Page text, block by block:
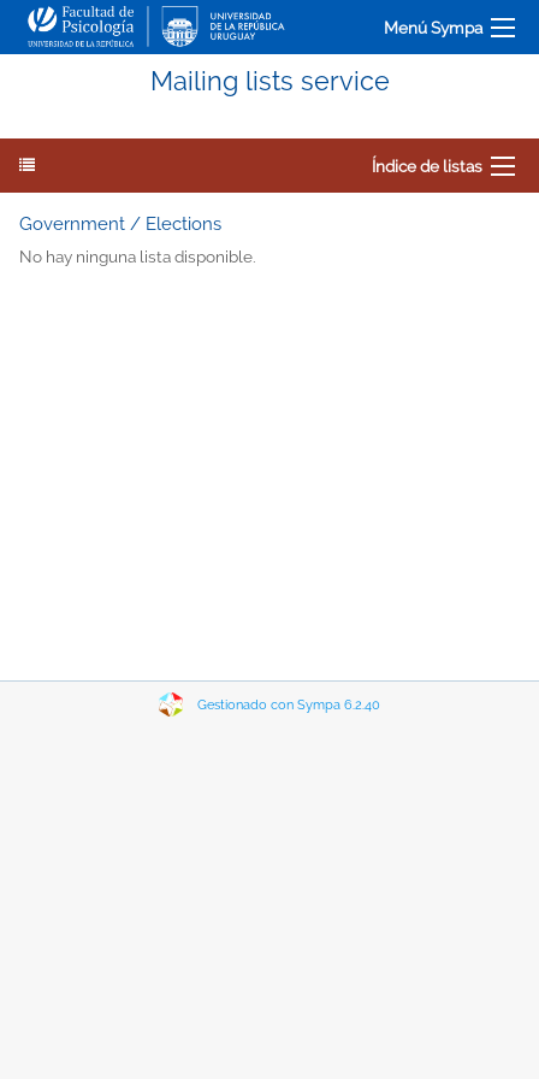
Menú Sympa
Mailing lists service
Índice de listas
Government / Elections
No hay ninguna lista disponible.
Gestionado con Sympa 6.2.40